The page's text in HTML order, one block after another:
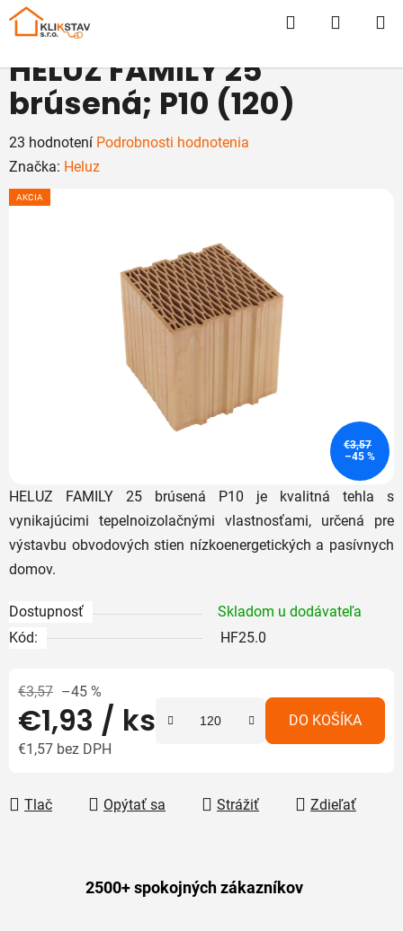
Prejsť
Hľadať
HELUZ FAMILY 25 brúsená P10 je kvalitná tehla s
vynikajúcimi tepelnoizolačnými vlastnosťami, určená pre
výstavbu obvodových stien nízkoenergetických a pasívnych
domov.
Dostupnosť
Skladom u dodávateľa
Kód:
HF25.0
€3,57 –45 %
€1,93 / ks
€1,57 bez DPH
DO KOŠÍKA
Tlač Opýtať sa Strážiť Zdieľať
HELUZ FAMILY 25
brúsená; P10 (120)
Priemerné
hodnotenie
produktu
23 hodnotení Podrobnosti hodnotenia
Značka: Heluz
AKCIA
€3,57
–45 %
2500+ spokojných zákazníkov